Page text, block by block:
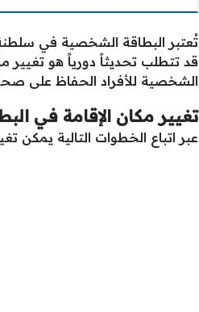
تُعتبر البطاقة الشخصية في
قد تتطلب تحديثاً دورياً هو تغيير
الشخصية للأفراد الحفاظ على صحة
تغيير مكان الإقامة في
عبر اتباع الخطوات التالية